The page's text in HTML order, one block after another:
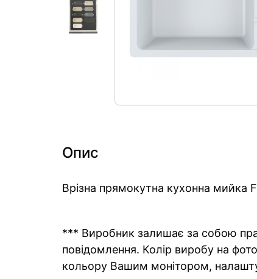
Опис
Врізна прямокутна кухонна мийка
*** Виробник залишає за собою
повідомлення. Колір виробу на
кольору Вашим монітором,